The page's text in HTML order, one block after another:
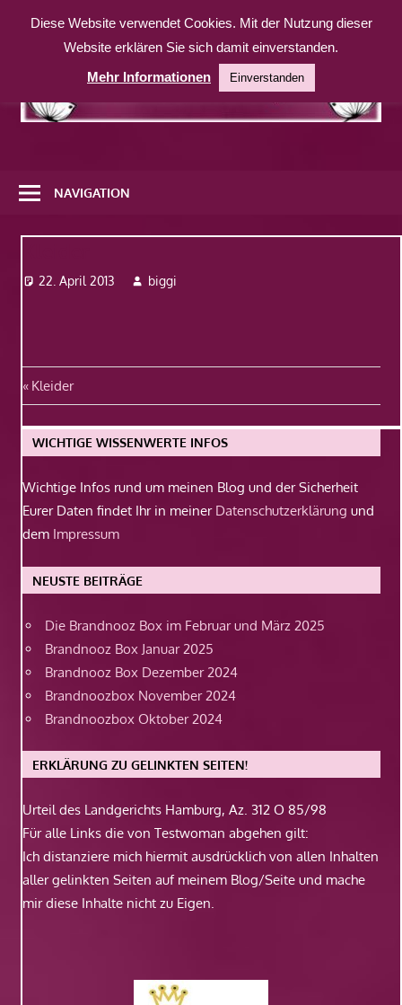
Inhalt
weitere
Website
NAVIGATION
22. April 2013 biggi
Beitragsnavigation
Vorheriger
Beitrag:
Kleider
WICHTIGE WISSENWERTE INFOS
Wichtige Infos rund um meinen Blog und der Sicherheit
Eurer Daten findet Ihr in meiner Datenschutzerklärung und
dem Impressum
NEUSTE BEITRÄGE
Die Brandnooz Box im Februar und März 2025
Brandnooz Box Januar 2025
Brandnooz Box Dezember 2024
Brandnoozbox November 2024
Brandnoozbox Oktober 2024
ERKLÄRUNG ZU GELINKTEN SEITEN!
Urteil des Landgerichts Hamburg, Az. 312 O 85/98
Für alle Links die von Testwoman abgehen gilt:
Ich distanziere mich hiermit ausdrücklich von allen Inhalten
aller gelinkten Seiten auf meinem Blog/Seite und mache
mir diese Inhalte nicht zu Eigen.
Diese Website verwendet Cookies. Mit der Nutzung dieser
Website erklären Sie sich damit einverstanden.
Mehr Informationen
Einverstanden